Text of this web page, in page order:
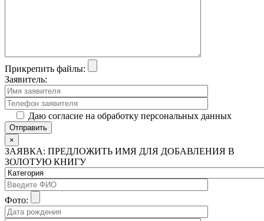
Прикрепить файлы:
Заявитель:
Даю согласие на обработку персональных данных
×
ЗАЯВКА: ПРЕДЛОЖИТЬ ИМЯ ДЛЯ ДОБАВЛЕНИЯ В
ЗОЛОТУЮ КНИГУ
Фото: